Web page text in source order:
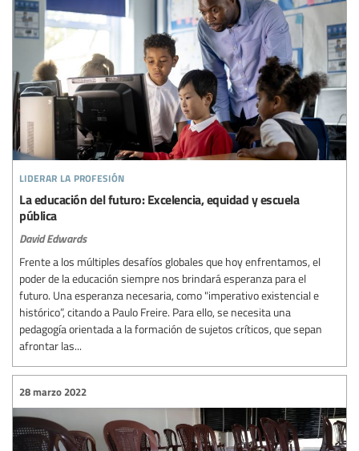
liderar la profesión
La educación del futuro: Excelencia, equidad y escuela
pública
David Edwards
Frente a los múltiples desafíos globales que hoy enfrentamos, el
poder de la educación siempre nos brindará esperanza para el
futuro. Una esperanza necesaria, como "imperativo existencial e
histórico”, citando a Paulo Freire. Para ello, se necesita una
pedagogía orientada a la formación de sujetos críticos, que sepan
afrontar las...
28 marzo 2022